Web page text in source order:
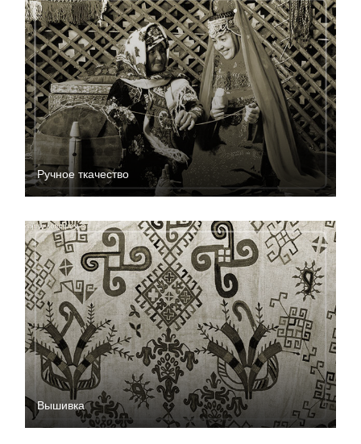
Ручное ткачество
Вышивка